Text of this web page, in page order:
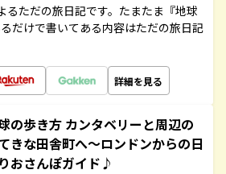
るただの旅日記です。たまたま『地球
だけで書いてある内容はただの旅日記
詳細を見る
の歩き方 カンタベリーと周辺の
きな田舎町へ～ロンドンからの日
おさんぽガイド♪